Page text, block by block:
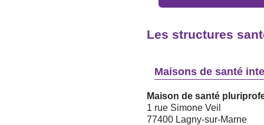
Les structures
Maisons de santé
Maison de santé
1 rue Simone Veil
77400 Lagny-sur-Marne